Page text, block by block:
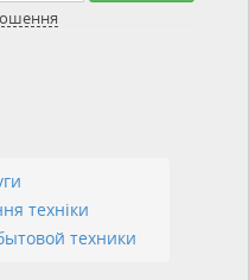
техніки
техники